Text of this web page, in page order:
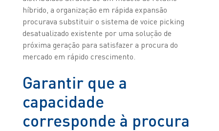
híbrido, a organização em rápida expansão
procurava substituir o sistema de voice picking
desatualizado existente por uma solução de
próxima geração para satisfazer a procura do
mercado em rápido crescimento.
Garantir que a
capacidade
corresponde à procura